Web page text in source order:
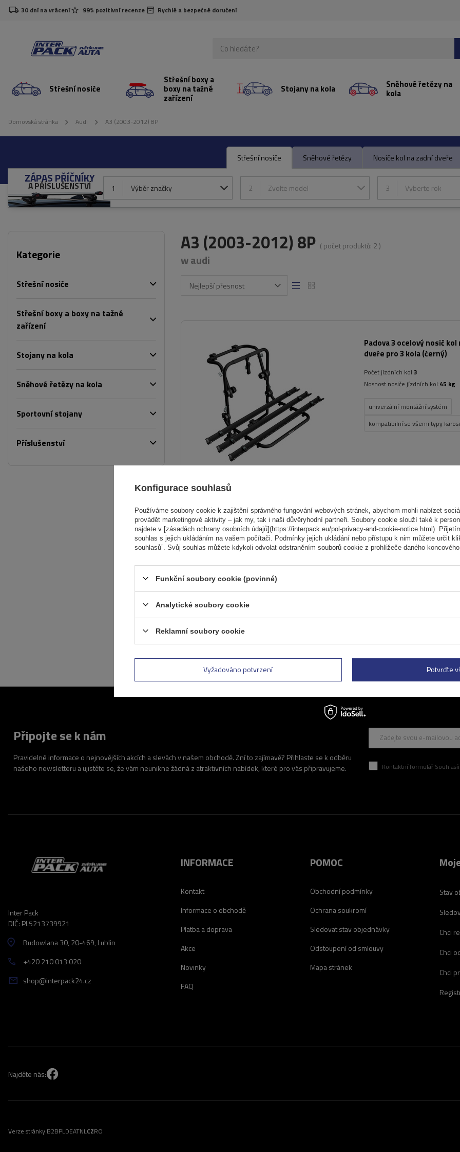
30 dní na vrácení 99% pozitivní recenze Rychlé a bezpečné doručení
Střešní nosiče
Střešní boxy a
boxy na tažné
zařízení
Stojany na kola Sněhové řetězy na
kola
Domovská stránka Audi A3 (2003-2012) 8P
Střešní nosiče Sněhové řetězy Nosiče kol na zadní dveře
ZÁPAS PŘÍČNÍKY
A PŘÍSLUŠENSTVÍ 1 Výběr značky 2 Zvolte model 3 Vyberte rok
Kategorie
Střešní nosiče
Střešní boxy a boxy na tažné
zařízení
Stojany na kola
Sněhové řetězy na kola
Sportovní stojany
Příslušenství
A3 (2003-2012) 8P ( počet produktů: 2 )
w audi
Nejlepší přesnost
Padova 3 ocelový nosič kol
dveře pro 3 kola (černý)
Počet jízdních kol:3
Nosnost nosiče jízdních kol:45 kg
univerzální montážní systém
kompatibilní se všemi typy
Elektrokolo Peruzzo
nosič kol na zadní
Počet jízdních kol:2
kompatibilní s elektrokoly
Připojte se k nám
Pravidelné informace o nejnovějších akcích a slevách v našem obchodě. Zní to zajímavě? Přihlaste se k odběru
našeho newsletteru a ujistěte se, že vám neunikne žádná z atraktivních nabídek, které pro vás připravujeme.
Zadejte svou e-mailovou
Kontaktní formulář Souhlasím se
Inter Pack
DIČ: PL5213739921
Budowlana 30, 20-469, Lublin
+420 210 013 020
shop@interpack24.cz
INFORMACE
Kontakt
Informace o obchodě
Platba a doprava
Akce
Novinky
FAQ
POMOC
Obchodní podmínky
Ochrana soukromí
Sledovat stav objednávky
Odstoupení od smlouvy
Mapa stránek
Stav
Chci
Chci
Chci
Najděte nás:
Verze stránky:B2BPLDEATNLCZRO
Konfigurace souhlasů
Používáme soubory cookie k zajištění správného fungování webových stránek, abychom mohli nabízet
provádět marketingové aktivity – jak my, tak i naši důvěryhodní partneři. Soubory cookie slouží také k
najdete v [zásadách ochrany osobních údajů](https://interpack.eu/pol-privacy-and-cookie-notice.html).
souhlas s jejich ukládáním na vašem počítači. Podmínky jejich ukládání nebo přístupu k nim můžete určit
souhlasů”. Svůj souhlas můžete kdykoli odvolat odstraněním souborů cookie z prohlížeče daného
Funkční soubory cookie (povinné)
Analytické soubory cookie
Reklamní soubory cookie
Vyžadováno potvrzení Potvrďte